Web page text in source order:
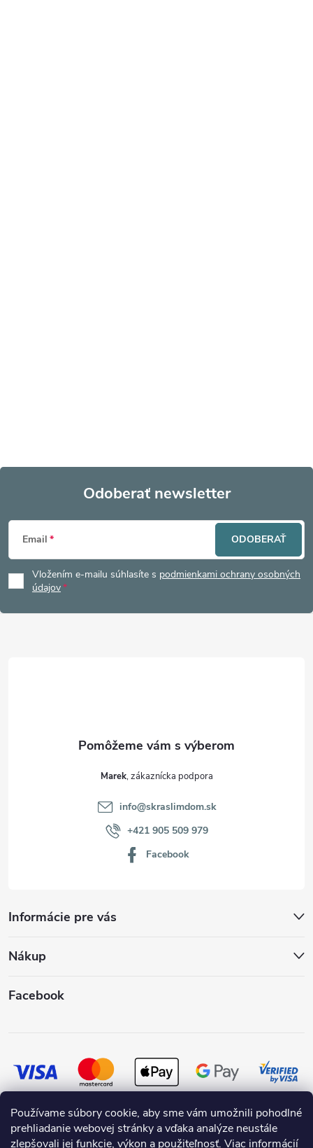
Používame súbory cookie, aby sme vám umožnili pohodlné
prehliadanie webovej stránky a vďaka analýze neustále
zlepšovali jej funkcie, výkon a použiteľnosť. Viac informácií
Z
á
p
Odoberať newsletter
Email
Vložením e-mailu súhlasíte s podmienkami ochrany osobných
údajov
ODOBERAŤ
Informácie pre vás
Nákup
Marek
info@skraslimdom.sk
+421 905 509 979
Facebook
Facebook